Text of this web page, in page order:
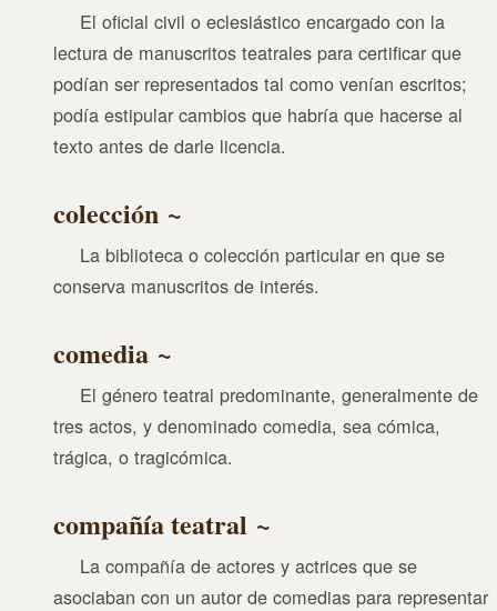
El oficial civil o eclesiástico encargado con la
lectura de manuscritos teatrales para certificar que
podían ser representados tal como venían escritos;
podía estipular cambios que habría que hacerse al
texto antes de darle licencia.
colección
La biblioteca o colección particular en que se
conserva manuscritos de interés.
comedia
El género teatral predominante, generalmente de
tres actos, y denominado comedia, sea cómica,
trágica, o tragicómica.
compañía teatral
La compañía de actores y actrices que se
asociaban con un autor de comedias para representar